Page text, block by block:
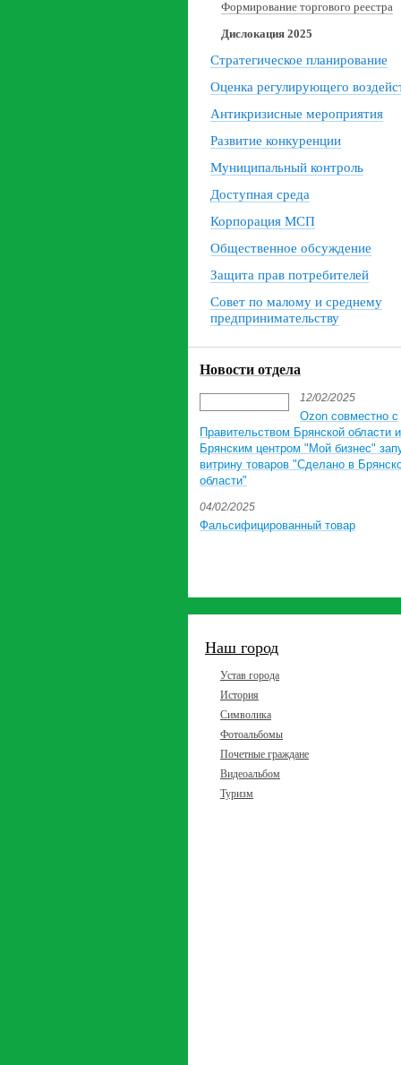
Формирование торгового реестра
Дислокация 2025
Стратегическое планирование
Оценка регулирующего
Антикризисные мероприятия
Развитие конкуренции
Муниципальный контроль
Доступная среда
Корпорация МСП
Общественное обсуждение
Защита прав потребителей
Совет по малому и среднему
предпринимательству
Новости отдела
12/02/2025
Ozon совместно с
Правительством Брянской области и
Брянским центром "Мой бизнес"
витрину товаров "Сделано в
области"
04/02/2025
Фальсифицированный товар
Наш город
Устав города
История
Символика
Фотоальбомы
Почетные граждане
Видеоальбом
Туризм